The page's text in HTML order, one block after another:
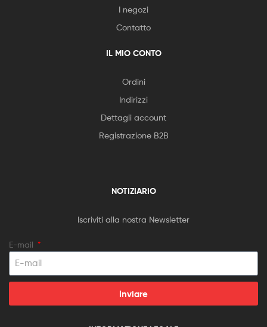
I negozi
Contatto
IL MIO CONTO
Ordini
Indirizzi
Dettagli account
Registrazione B2B
NOTIZIARIO
Iscriviti alla nostra Newsletter
E-mail
Inviare